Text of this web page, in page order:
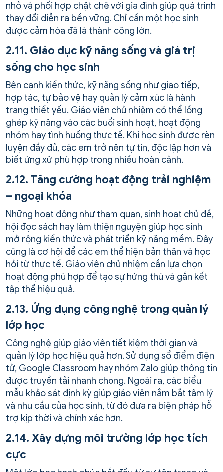
nhỏ và phối hợp chặt chẽ với gia đình giúp quá trình
thay đổi diễn ra bền vững. Chỉ cần một học sinh
được cảm hóa đã là thành công lớn.
2.11. Giáo dục kỹ năng sống và giá trị
sống cho học sinh
Bên cạnh kiến thức, kỹ năng sống như giao tiếp,
hợp tác, tự bảo vệ hay quản lý cảm xúc là hành
trang thiết yếu. Giáo viên chủ nhiệm có thể lồng
ghép kỹ năng vào các buổi sinh hoạt, hoạt động
nhóm hay tình huống thực tế. Khi học sinh được rèn
luyện đầy đủ, các em trở nên tự tin, độc lập hơn và
biết ứng xử phù hợp trong nhiều hoàn cảnh.
2.12. Tăng cường hoạt động trải nghiệm
– ngoại khóa
Những hoạt động như tham quan, sinh hoạt chủ đề,
hội đọc sách hay làm thiện nguyện giúp học sinh
mở rộng kiến thức và phát triển kỹ năng mềm. Đây
cũng là cơ hội để các em thể hiện bản thân và học
hỏi từ thực tế. Giáo viên chủ nhiệm cần lựa chọn
hoạt động phù hợp để tạo sự hứng thú và gắn kết
tập thể hiệu quả.
2.13. Ứng dụng công nghệ trong quản lý
lớp học
Công nghệ giúp giáo viên tiết kiệm thời gian và
quản lý lớp học hiệu quả hơn. Sử dụng sổ điểm điện
tử, Google Classroom hay nhóm Zalo giúp thông tin
được truyền tải nhanh chóng. Ngoài ra, các biểu
mẫu khảo sát định kỳ giúp giáo viên nắm bắt tâm lý
và nhu cầu của học sinh, từ đó đưa ra biện pháp hỗ
trợ kịp thời và chính xác hơn.
2.14. Xây dựng môi trường lớp học tích
cực